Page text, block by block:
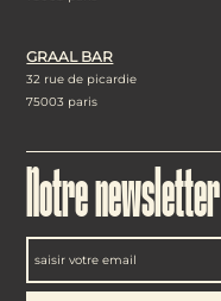
GRAAL BAR
32 rue de picardie
75003 paris
Notre newsletter